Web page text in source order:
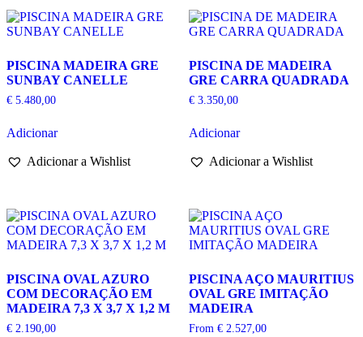
PISCINA MADEIRA GRE
SUNBAY CANELLE
€ 5.480,00
Adicionar
Adicionar a Wishlist
PISCINA DE MADEIRA
GRE CARRA QUADRADA
€3.350,00
Adicionar
Adicionar a Wishlist
PISCINA OVAL AZURO
COM DECORAÇÃO EM
MADEIRA 7,3 X 3,7 X 1,2 M
€ 2.190,00
PISCINA AÇO MAURITIUS
OVAL GRE IMITAÇÃO
MADEIRA
From €2.527,00